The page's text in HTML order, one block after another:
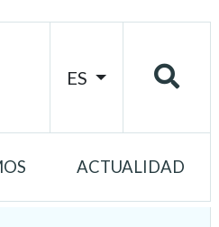
ES
ACTUALIDAD